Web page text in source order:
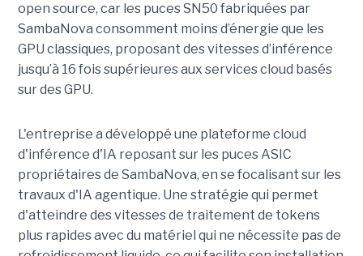
open source, car les puces SN50 fabriquées par
SambaNova consomment moins d’énergie que les
GPU classiques, proposant des vitesses d’inférence
jusqu’à 16 fois supérieures aux services cloud basés
sur des GPU.
L'entreprise a développé une plateforme cloud
d'inférence d'IA reposant sur les puces ASIC
propriétaires de SambaNova, en se focalisant sur les
travaux d'IA agentique. Une stratégie qui permet
d'atteindre des vitesses de traitement de tokens
plus rapides avec du matériel qui ne nécessite pas de